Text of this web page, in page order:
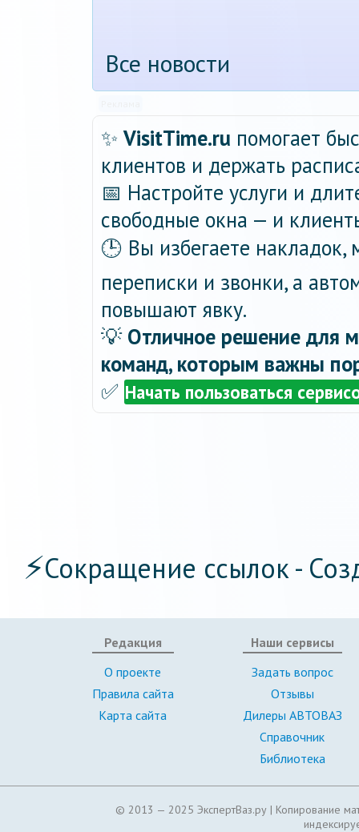
Все новости
✨ VisitTime.ru помогает
клиентов и держать
📅 Настройте услуги и
свободные окна — и
🕒 Вы избегаете
переписки и звонки, а
повышают явку.
💡 Отличное решение для
команд, которым важны
✅ Начать пользоваться
⚡Сокращение ссылок -
Редакция
О проекте
Правила сайта
Карта сайта
Наши сервисы
Задать вопрос
Отзывы
Дилеры АВТОВАЗ
Справочник
Библиотека
© 2013 — 2025 ЭкспертВаз.ру | Копирование